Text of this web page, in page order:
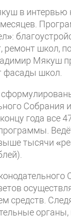
в интервью
месяцев.
ремонт школ,
Мякуш
фасады школ.
Собрания
года все
тысячи
средств.